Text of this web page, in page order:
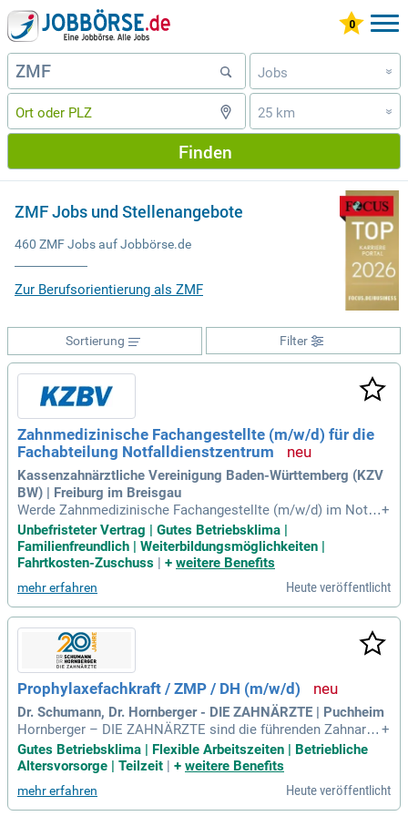
Jobs »
25 km »
Finden
ZMF Jobs und Stellenangebote
460 ZMF Jobs auf Jobbörse.de
Zur Berufsorientierung als ZMF
Filter
Sortierung
Zahnmedizinische Fachangestellte (m/w/d) für die
Fachabteilung Notfalldienstzentrum
Kassenzahnärztliche Vereinigung Baden-Württemberg (KZV
BW) | Freiburg im Breisgau
Werde Zahnmedizinische Fachangestellte (m/w/d) im Notfa
lldienstzentrum der KZV Baden-Württemberg in Freiburg! Ab
dem 1. Oktober 2026 bieten wir unbefristete Stellen in Voll-
oder Teilzeit sowie Minijobs. In einem modernen Umfeld bis
es darauf ankommt. Deine Expertise ist hier gefragt, wo sch
nelle Hilfe zählt. Zudem profitierst Du von fairen Zuschlägen
für Nacht-, Wochenend- und Schichtdienste. Ergreife die Cha
nce und gestalte Deine berufliche Zukunft im Gesundheitsw
esen mit uns!
+
Unbefristeter Vertrag | Gutes Betriebsklima |
Familienfreundlich | Weiterbildungsmöglichkeiten |
Fahrtkosten-Zuschuss | + weitere Benefits
mehr erfahren Heute veröffentlicht
Prophylaxefachkraft / ZMP / DH (m/w/d)
Dr. Schumann, Dr. Hornberger - DIE ZAHNÄRZTE | Puchheim
Hornberger – DIE ZAHNÄRZTE sind die führenden Zahnarzt
praxen im Westen Münchens. Wir setzen auf digitale Zahnm
edizin, Implantologie und hochwertige Prothetik, unterstützt
bietet individuelle Prophylaxe, professionelle Zahnreinigung
und kontinuierliche Weiterbildung. Modernste Technik sorgt
+
Gutes Betriebsklima | Flexible Arbeitszeiten | Betriebliche
Altersvorsorge | Teilzeit
+ weitere Benefits
mehr erfahren Heute veröffentlicht